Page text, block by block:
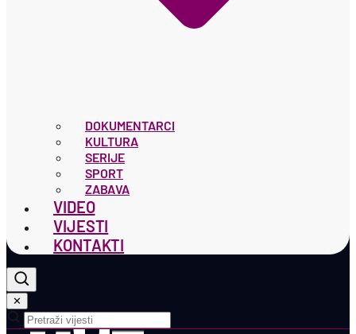
DOKUMENTARCI
KULTURA
SERIJE
SPORT
ZABAVA
VIDEO
VIJESTI
KONTAKTI
✕